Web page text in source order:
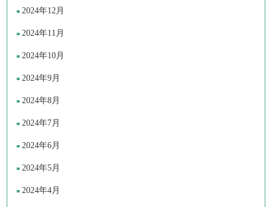
2024年12月
2024年11月
2024年10月
2024年9月
2024年8月
2024年7月
2024年6月
2024年5月
2024年4月